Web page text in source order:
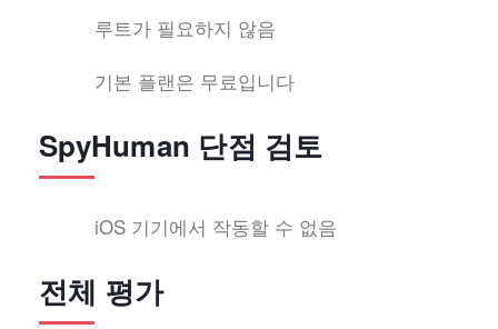
루트가 필요하지 않음
기본 플랜은 무료입니다
SpyHuman 단점 검토
iOS 기기에서 작동할 수 없음
전체 평가